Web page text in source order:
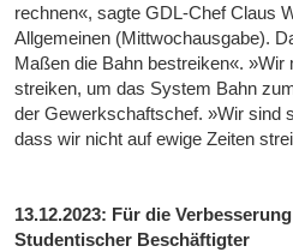
rechnen«, sagte GDL-Chef Claus
Allgemeinen (Mittwochausgabe).
Maßen die Bahn bestreiken«.
streiken, um das System Bahn
der Gewerkschaftschef. »Wir sind
dass wir nicht auf ewige Zeiten
13.12.2023: Für die
Studentischer Beschäftigter